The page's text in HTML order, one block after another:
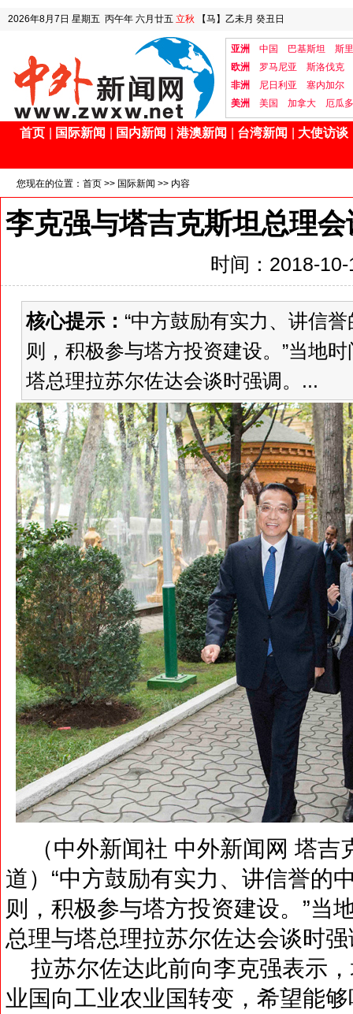
2026年8月7日 星期五 丙午年 六月廿五 立秋 【马】乙未月 癸丑日
亚洲 中国 巴基斯坦
斯
欧洲
罗马尼亚
斯洛伐克
非洲
尼日利亚
塞内加尔
美洲
美国 加拿大 厄瓜
首页 国际新闻 国内新闻 港澳新闻 台湾新闻 大使访谈
您现在的位置： 首页 >> 国际新闻 >> 内容
李克强与塔吉克斯坦总理
时间：2018-
核心提示： “中方鼓励有实力、讲信
则，积极参与塔方投资建设。”当地
塔总理拉苏尔佐达会谈时强调。...
（中外新闻社 中外新闻网 塔吉
道）“中方鼓励有实力、讲信誉的
则，积极参与塔方投资建设。”当
总理与塔总理拉苏尔佐达会谈时
拉苏尔佐达此前向李克强表示
业国向工业农业国转变，希望能